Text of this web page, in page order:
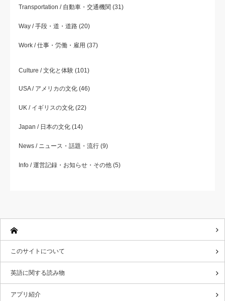
Transportation / 自動車・交通機関 (31)
Way / 手段・道・道路 (20)
Work / 仕事・労働・雇用 (37)
Culture / 文化と体験 (101)
USA / アメリカの文化 (46)
UK / イギリスの文化 (22)
Japan / 日本の文化 (14)
News / ニュース・話題・流行 (9)
Info / 運営記録・お知らせ・その他 (5)
このサイトについて
英語に関する読み物
アプリ紹介